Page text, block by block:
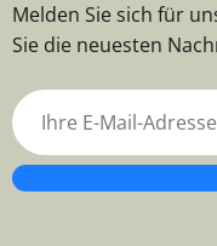
Melden Sie sich für
Sie die neuesten